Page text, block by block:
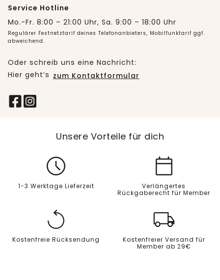
Service Hotline
Mo.-Fr. 8:00 – 21:00 Uhr, Sa. 9:00 – 18:00 Uhr
Regulärer Festnetztarif deines Telefonanbieters, Mobilfunktarif ggf.
abweichend.
Oder schreib uns eine Nachricht:
Hier geht’s zum Kontaktformular
Unsere Vorteile für dich
1-3 Werktage Lieferzeit
Verlängertes
Rückgaberecht für Member
Kostenfreie Rücksendung
Kostenfreier Versand für
Member ab 29€